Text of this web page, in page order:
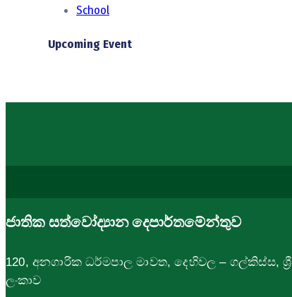
School
Upcoming Event
ජාතික සත්වෝද්‍යාන දෙපාර්තමේන්තුව
120, අනගාරික ධර්මපාල මාවත, දෙහිවල – ගල්කිස්ස, ශ්‍රී
ලංකාව